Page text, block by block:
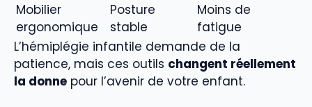
Mobilier
ergonomique
Posture
stable
Moins de
fatigue
L’hémiplégie infantile demande de la
patience, mais ces outils changent réellement
la donne pour l’avenir de votre enfant.